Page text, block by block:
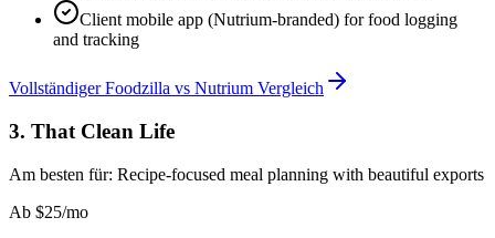
Client mobile app (Nutrium-branded) for food logging
and tracking
Vollständiger Foodzilla vs Nutrium Vergleich
3. That Clean Life
Am besten für: Recipe-focused meal planning with beautiful exports
Ab $25/mo